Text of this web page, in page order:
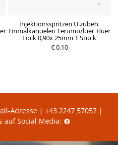
Injektionsspritzen U.zubeh.
Einmalkanuelen Terumo/luer +luer
Lock 0,90x 25mm 1 Stück
€ 0,10
Adresse| +43 2247 57057|
auf Social Media: